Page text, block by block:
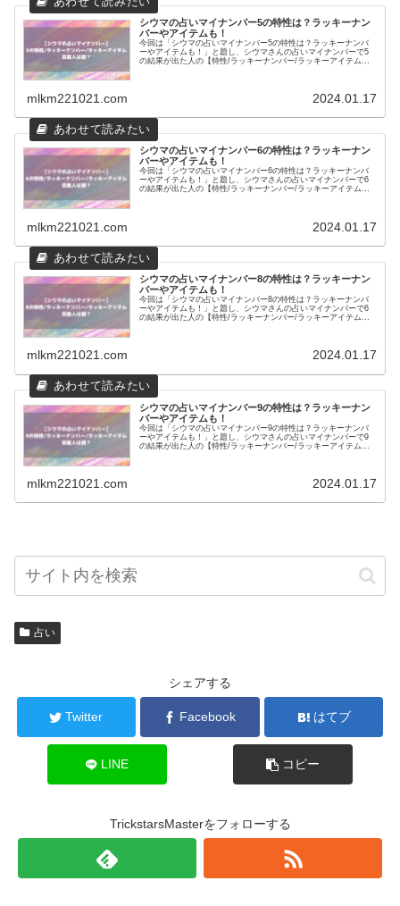
シウマの占いマイナンバー5の特性は？ラッキーナン
バーやアイテムも！
今回は「シウマの占いマイナンバー5の特性は？ラッキーナンバ
ーやアイテムも！」と題し、シウマさんの占いマイナンバーで5
の結果が出た人の【特性/ラッキーナンバー/ラッキーアイテム】
mlkm221021.com 2024.01.17
シウマの占いマイナンバー6の特性は？ラッキーナン
バーやアイテムも！
今回は「シウマの占いマイナンバー6の特性は？ラッキーナンバ
ーやアイテムも！」と題し、シウマさんの占いマイナンバーで6
の結果が出た人の【特性/ラッキーナンバー/ラッキーアイテム】
mlkm221021.com 2024.01.17
シウマの占いマイナンバー8の特性は？ラッキーナン
バーやアイテムも！
今回は「シウマの占いマイナンバー8の特性は？ラッキーナンバ
ーやアイテムも！」と題し、シウマさんの占いマイナンバーで6
の結果が出た人の【特性/ラッキーナンバー/ラッキーアイテム】
mlkm221021.com 2024.01.17
シウマの占いマイナンバー9の特性は？ラッキーナン
バーやアイテムも！
今回は「シウマの占いマイナンバー9の特性は？ラッキーナンバ
ーやアイテムも！」と題し、シウマさんの占いマイナンバーで9
の結果が出た人の【特性/ラッキーナンバー/ラッキーアイテム】
mlkm221021.com 2024.01.17
占い
シェアする
Twitter Facebook はてブ
LINE コピー
TrickstarsMasterをフォローする